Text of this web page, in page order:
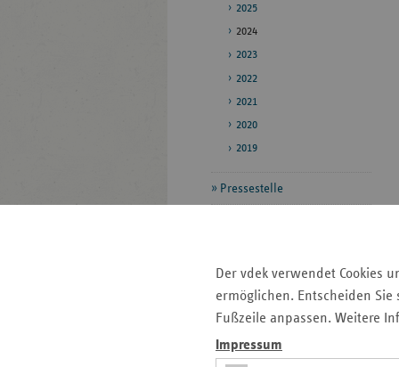
Der vdek verwendet Cookies
ermöglichen. Entscheiden
Fußzeile anpassen. Weitere
Impressum
2025
2024
2023
2022
2021
2020
2019
Pressestelle
Seitenleiste
mit
weiteren
Auf einen Blick
Veranstaltungen